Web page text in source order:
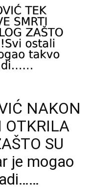
NAKON
OTKRILA
SU
je mogao